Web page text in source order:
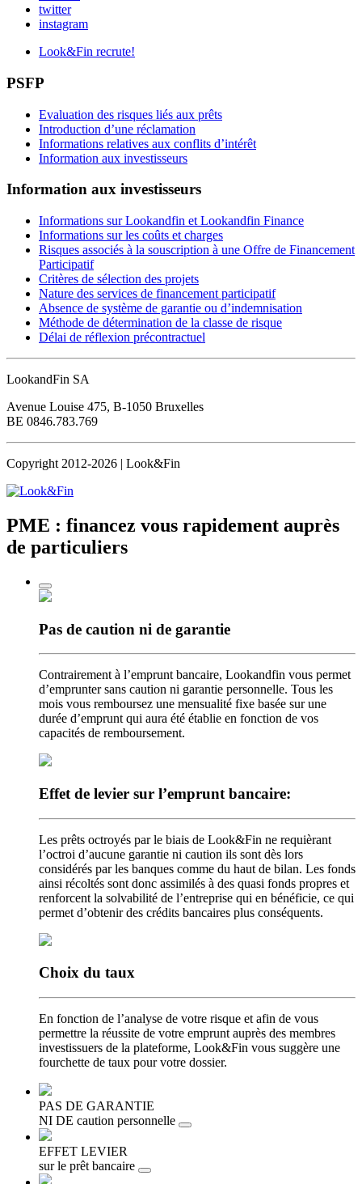
twitter
instagram
Look&Fin recrute!
PSFP
Evaluation des risques liés aux prêts
Introduction d’une réclamation
Informations relatives aux conflits d’intérêt
Information aux investisseurs
Information aux investisseurs
Informations sur Lookandfin et Lookandfin Finance
Informations sur les coûts et charges
Risques associés à la souscription à une Offre de Financement
Participatif
Critères de sélection des projets
Nature des services de financement participatif
Absence de système de garantie ou d’indemnisation
Méthode de détermination de la classe de risque
Délai de réflexion précontractuel
LookandFin SA
Avenue Louise 475, B-1050 Bruxelles
BE 0846.783.769
Copyright 2012-2026 | Look&Fin
PME : financez vous rapidement auprès
de particuliers
Pas de caution ni de garantie
Contrairement à l’emprunt bancaire, Lookandfin vous permet
d’emprunter sans caution ni garantie personnelle. Tous les
mois vous remboursez une mensualité fixe basée sur une
durée d’emprunt qui aura été établie en fonction de vos
capacités de remboursement.
Effet de levier sur l’emprunt bancaire:
Les prêts octroyés par le biais de Look&Fin ne requièrant
l’octroi d’aucune garantie ni caution ils sont dès lors
considérés par les banques comme du haut de bilan. Les fonds
ainsi récoltés sont donc assimilés à des quasi fonds propres et
renforcent la solvabilité de l’entreprise qui en bénéficie, ce qui
permet d’obtenir des crédits bancaires plus conséquents.
Choix du taux
En fonction de l’analyse de votre risque et afin de vous
permettre la réussite de votre emprunt auprès des membres
investissuers de la plateforme, Look&Fin vous suggère une
fourchette de taux pour votre dossier.
PAS DE GARANTIE
NI DE caution personnelle
EFFET LEVIER
sur le prêt bancaire